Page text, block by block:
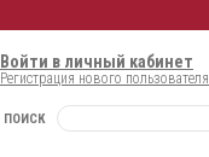
Войти в личный кабинет
Регистрация нового пользователя
ПОИСК